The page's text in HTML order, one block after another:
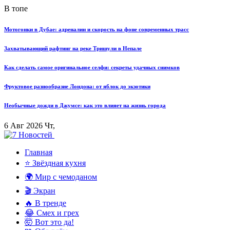
В топе
Мотогонки в Дубае: адреналин и скорость на фоне современных трасс
Захватывающий рафтинг на реке Тришули в Непале
Как сделать самое оригинальное селфи: секреты удачных снимков
Фруктовое разнообразие Лондона: от яблок до экзотики
Необычные дожди в Джумсе: как это влияет на жизнь города
6 Авг 2026 Чт,
Главная
⭐ Звёздная кухня
🌍 Мир с чемоданом
🎬 Экран
🔥 В тренде
😂 Смех и грех
🤯 Вот это да!